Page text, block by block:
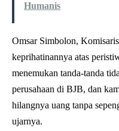
Humanis
Omsar Simbolon,
keprihatinannya atas
menemukan tanda-tanda
perusahaan di BJB, dan
hilangnya uang tanpa
ujarnya.